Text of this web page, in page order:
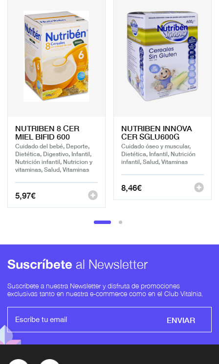
NUTRIBEN 8 CER
MIEL BIFID 600
Cuidado del bebé, Deporte,
Dietética, Digestivo, Infantil,
Nutrición infantil, Nutricion y
vitaminas, Salud, Vitaminas
5,97€
NUTRIBEN INNOVA
CER SGLU600G
Cuidado óseo y muscular,
Dietética, Infantil, Nutrición
infantil, Salud, Vitaminas
8,46€
Suscríbete al Newsletter
Suscríbete a nuestra Newsletter y disfruta de promociones
exclusivas tanto en nuestra e-commerce como en el Club Vitalnia.
ENVIAR